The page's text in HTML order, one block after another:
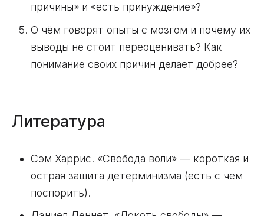
причины» и «есть принуждение»?
О чём говорят опыты с мозгом и почему их
выводы не стоит переоценивать? Как
понимание своих причин делает добрее?
Литература
Сэм Харрис. «Свобода воли» — короткая и
острая защита детерминизма (есть с чем
поспорить).